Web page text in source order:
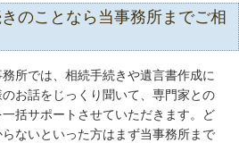
のことなら当事務所までご相
所では、相続手続きや遺言書作成に
お話をじっくり聞いて、専門家との
括サポートさせていただきます。ど
ないといった方はまず当事務所まで